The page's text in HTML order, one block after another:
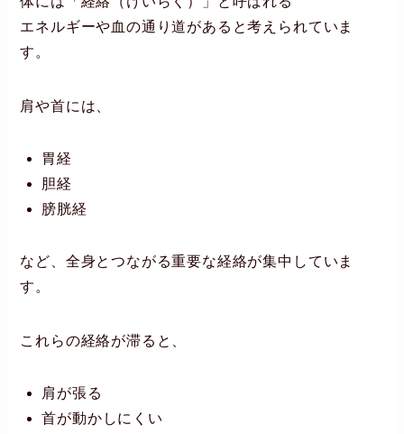
エネルギーや血の通り道があると考えられていま
す。
肩や首には、
胃経
胆経
膀胱経
など、全身とつながる重要な経絡が集中していま
す。
これらの経絡が滞ると、
肩が張る
首が動かしにくい